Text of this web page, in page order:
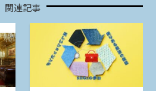
関連記事